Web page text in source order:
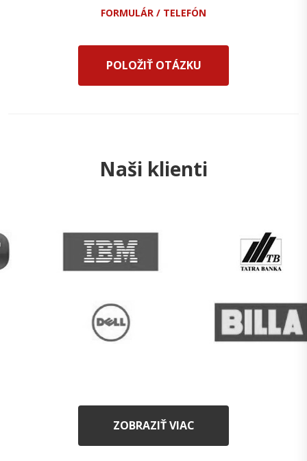
FORMULÁR / TELEFÓN
POLOŽIŤ OTÁZKU
Naši klienti
ZOBRAZIŤ VIAC